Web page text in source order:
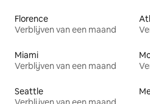
Florence
Verblijven van een maand
Miami
Verblijven van een maand
Seattle